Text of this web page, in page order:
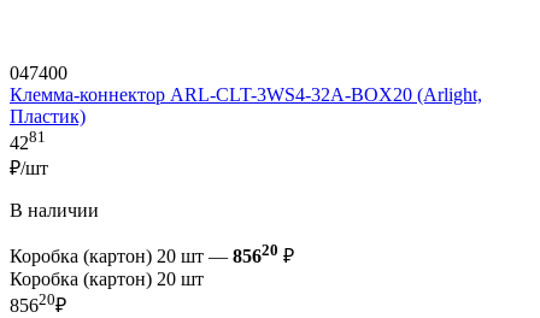
047400
Клемма-коннектор ARL-CLT-3WS4-32A-BOX20 (Arlight,
Пластик)
4281
₽/шт
В наличии
Коробка (картон) 20 шт — 85620 ₽
Коробка (картон) 20 шт
85620₽